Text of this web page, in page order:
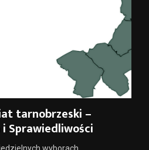
tarnobrzeski –
Sprawiedliwości